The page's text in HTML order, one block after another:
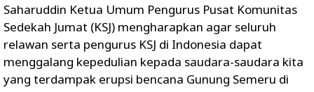
Saharuddin Ketua Umum Pengurus Pusat Komunitas
Sedekah Jumat (KSJ) mengharapkan agar seluruh
relawan serta pengurus KSJ di Indonesia dapat
menggalang kepedulian kepada saudara-saudara kita
yang terdampak erupsi bencana Gunung Semeru di